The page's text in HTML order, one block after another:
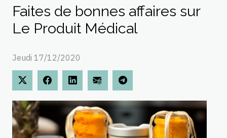
Faites de bonnes affaires sur
Le Produit Médical
Jeudi 17/12/2020